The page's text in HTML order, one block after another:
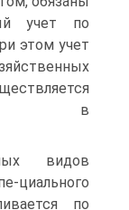
учет по
этом учет
в
видов
по